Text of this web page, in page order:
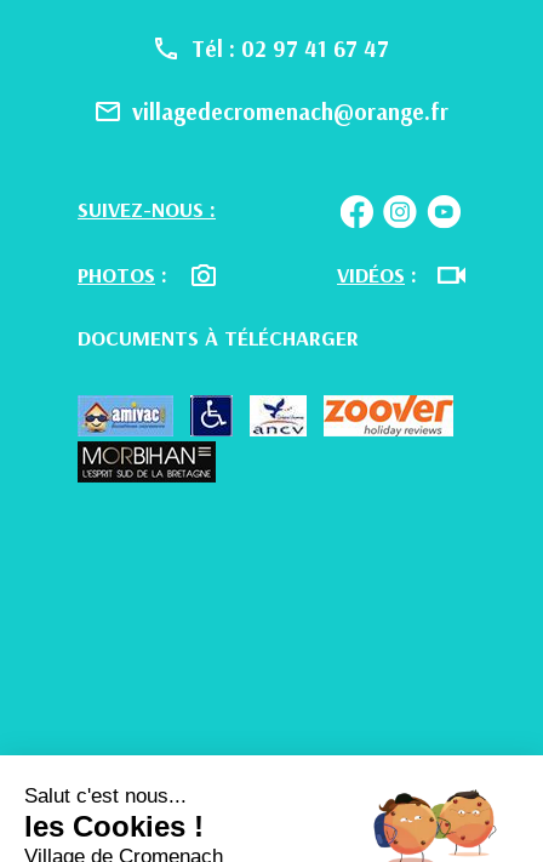
Tél : 02 97 41 67 47
villagedecromenach@orange.fr
SUIVEZ-NOUS :
PHOTOS : VIDÉOS :
DOCUMENTS À TÉLÉCHARGER
Salut c'est nous...
les Cookies !
Village de Cromenach